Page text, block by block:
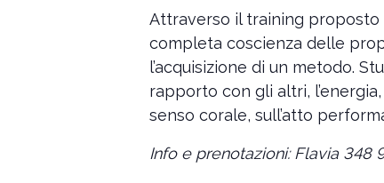
Attraverso il training
completa coscienza delle
l’acquisizione di un metodo.
rapporto con gli altri,
senso corale, sull’atto
Info e prenotazioni: Flavia 348